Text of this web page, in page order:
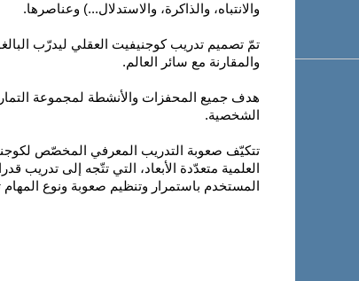
والانتباه، والذاكرة، والاستدلال...) وعناصرها.
تمّ تصميم تدريب كوجنيفيت العقلي ليدرّب
والمقارنة مع سائر العالم.
هدف جميع المحفزات والأنشطة لمجموعة
الشخصية.
تتكيّف صعوبة التدريب المعرفي المخصّص
العلمية متعدّدة الأبعاد، التي تتّجه إلى تدريب
المستخدم باستمرار وتنظيم صعوبة ونوع المهام